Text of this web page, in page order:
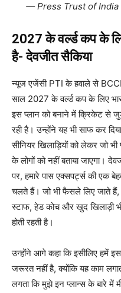
— Press Trust of India
2027 के वर्ल्ड कप के
है- देवजीत सैकिया
न्यूज एजेंसी PTI के हवाले से
साल 2027 के वर्ल्ड कप के लिए
इस प्लान को बनाने में क्रिकेट से
रही है। उन्होंने यह भी साफ कर
सीनियर खिलाड़ियों को लेकर जो भी
के लोगों को नहीं बताया जाएगा।
पर, हमारे पास एक्सपर्ट्स की एक
चलते हैं। जो भी फैसले लिए जाते हैं,
स्टाफ, हेड कोच और खुद खिलाड़ी भी
होती रहती है।
उन्होंने आगे कहा कि इसीलिए हमें
जरूरत नहीं है, क्योंकि यह काम
लगता कि मुझे इन प्लान्स के बारे में